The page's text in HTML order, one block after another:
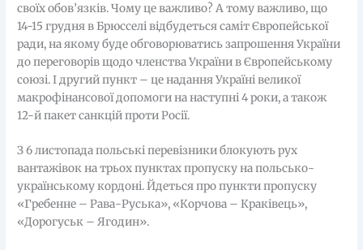
своїх обов’язків. Чому це важливо? А тому важливо, що
14-15 грудня в Брюсселі відбудеться саміт Європейської
ради, на якому буде обговорюватись запрошення України
до переговорів щодо членства України в Європейському
союзі. І другий пункт – це надання Україні великої
макрофінансової допомоги на наступні 4 роки, а також
12-й пакет санкцій проти Росії.
З 6 листопада польські перевізники блокують рух
вантажівок на трьох пунктах пропуску на польсько-
українському кордоні. Йдеться про пункти пропуску
«Гребенне – Рава-Руська», «Корчова – Краківець»,
«Дорогуськ – Ягодин».